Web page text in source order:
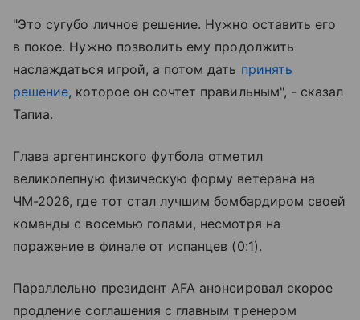
"Это сугубо личное решение. Нужно оставить его
в покое. Нужно позволить ему продолжить
наслаждаться игрой, а потом дать принять
решение, которое он сочтет правильным", - сказал
Тапиа.
Глава аргентинского футбола отметил
великолепную физическую форму ветерана на
ЧМ-2026, где тот стал лучшим бомбардиром своей
команды с восемью голами, несмотря на
поражение в финале от испанцев (0:1).
Параллельно президент AFA анонсировал скорое
продление соглашения с главным тренером